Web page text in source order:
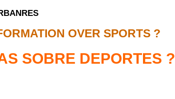
OVER SPORTS ?
SOBRE DEPORTES ?